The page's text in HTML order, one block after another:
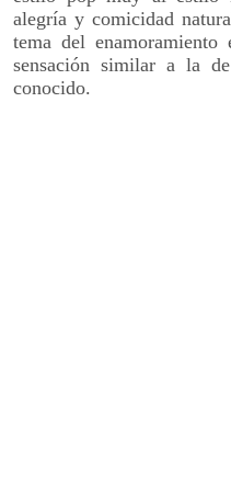
alegría y comicidad
tema del
sensación similar a la
conocido.